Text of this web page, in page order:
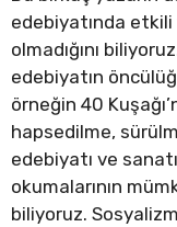
edebiyatında
olmadığını
edebiyatın
örneğin 40
hapsedilme,
edebiyatı ve
okumalarının
biliyoruz.